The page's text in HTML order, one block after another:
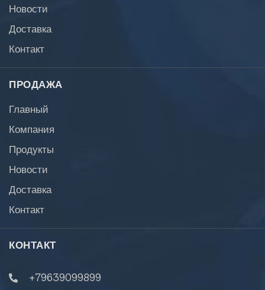
Новости
Доставка
Контакт
ПРОДАЖА
Главный
Компания
Продукты
Новости
Доставка
Контакт
КОНТАКТ
+79639099899